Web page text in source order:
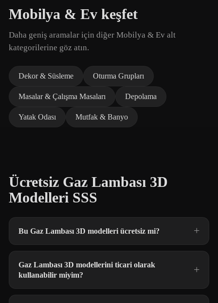
Mobilya & Ev keşfet
Daha geniş aramalar için diğer Mobilya & Ev alt
kategorilerine göz atın.
Dekor & Süsleme Oturma Grupları
Masalar & Çalışma Masaları Depolama
Yatak Odası Mutfak & Banyo
Ücretsiz Gaz Lambası 3D
Modelleri SSS
Bu Gaz Lambası 3D modelleri ücretsiz mi?
Gaz Lambası 3D modellerini ticari olarak
kullanabilir miyim?